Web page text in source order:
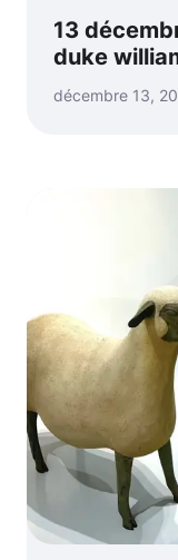
13
duke
décembre 13,